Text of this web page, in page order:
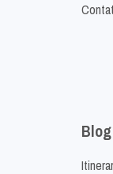
Blog